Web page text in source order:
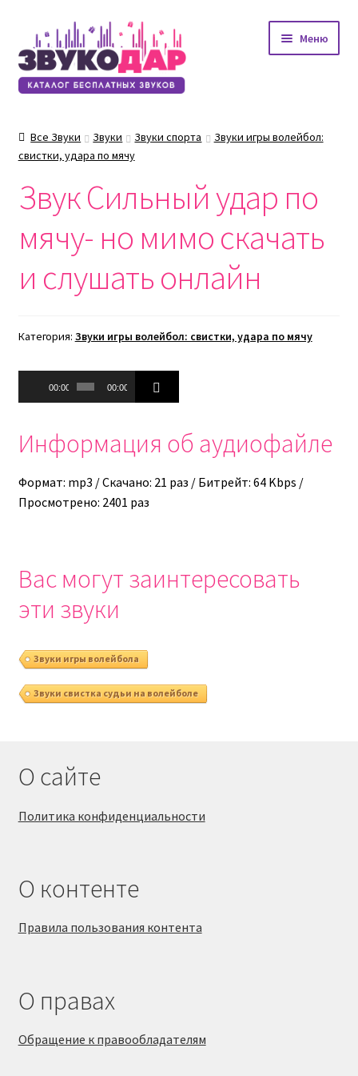
Перейти
к
навигации
Перейти
к
содержимому
Меню
Все Звуки Звуки Звуки спорта
Звуки игры волейбол:
свистки, удара по мячу
Звук Сильный удар по
мячу- но мимо скачать
и слушать онлайн
Категория: Звуки игры волейбол: свистки, удара по мячу
Аудиоплеер
00:00 00:00
Информация об аудиофайле
Формат: mp3 / Скачано: 21 раз / Битрейт: 64 Kbps /
Просмотрено: 2401 раз
Вас могут заинтересовать
эти звуки
Звуки игры волейбола
Звуки свистка судьи на волейболе
О сайте
Политика конфиденциальности
О контенте
Правила пользования контента
О правах
Обращение к правообладателям